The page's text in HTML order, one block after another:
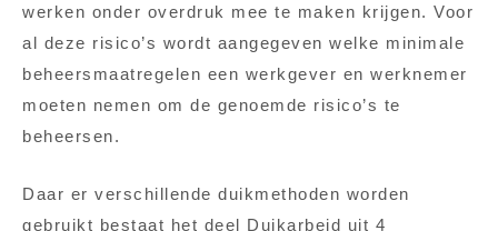
werken onder overdruk mee te maken krijgen. Voor
al deze risico’s wordt aangegeven welke minimale
beheersmaatregelen een werkgever en werknemer
moeten nemen om de genoemde risico’s te
beheersen.
Daar er verschillende duikmethoden worden
gebruikt bestaat het deel Duikarbeid uit 4